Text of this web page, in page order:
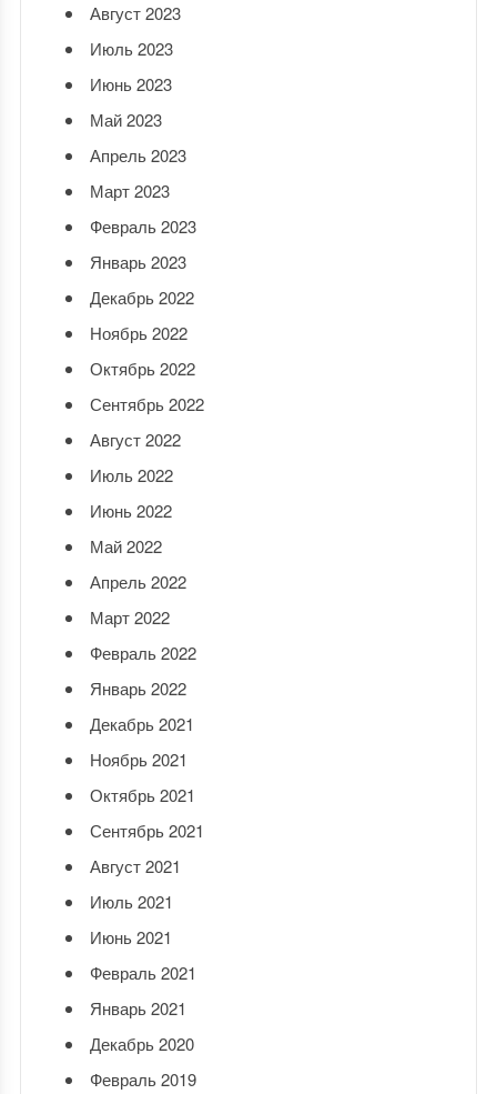
Август 2023
Июль 2023
Июнь 2023
Май 2023
Апрель 2023
Март 2023
Февраль 2023
Январь 2023
Декабрь 2022
Ноябрь 2022
Октябрь 2022
Сентябрь 2022
Август 2022
Июль 2022
Июнь 2022
Май 2022
Апрель 2022
Март 2022
Февраль 2022
Январь 2022
Декабрь 2021
Ноябрь 2021
Октябрь 2021
Сентябрь 2021
Август 2021
Июль 2021
Июнь 2021
Февраль 2021
Январь 2021
Декабрь 2020
Февраль 2019